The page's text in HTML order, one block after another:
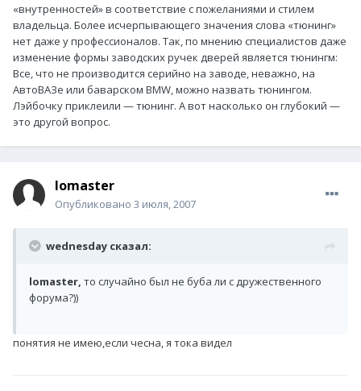
«внутренностей» в соответствие с пожеланиями и стилем
владельца. Более исчерпывающего значения слова «тюнинг»
нет даже у профессионалов. Так, по мнению специалистов даже
изменение формы заводских ручек дверей является тюнингм:
Все, что не производится серийно на заводе, неважно, на
АвтоВАЗе или баварском BMW, можно назвать тюнингом.
Лэйбочку приклеили — тюнинг. А вот насколько он глубокий —
это другой вопрос.
lomaster
Опубликовано 3 июля, 2007
wednesday сказал:
lomaster, то случайно был не буба ли с дружественного
форума?))
понятия не имею,если чесна, я тока видел